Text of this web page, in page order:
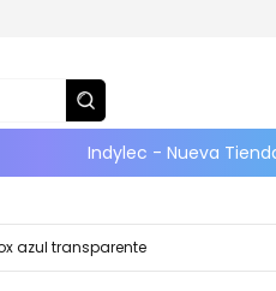
Indylec - Nueva
azul transparente